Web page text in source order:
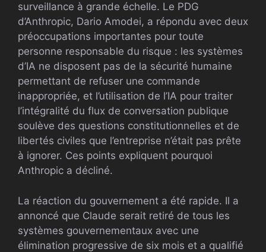
surveillance à grande échelle. Le PDG
d’Anthropic, Dario Amodei, a répondu avec deux
préoccupations importantes pour toute
personne responsable du risque : les systèmes
d’IA ne disposent pas de la sécurité humaine
permettant de refuser une commande
inappropriée, et l’utilisation de l’IA pour traiter
l’intégralité du flux de conversation publique
soulève des questions constitutionnelles et de
libertés civiles que l’entreprise n’était pas prête
à ignorer. Ces points expliquent pourquoi
Anthropic a décliné.
La réaction du gouvernement a été rapide. Il a
annoncé que Claude serait retiré de tous les
systèmes gouvernementaux avec une
élimination progressive de six mois et a qualifié